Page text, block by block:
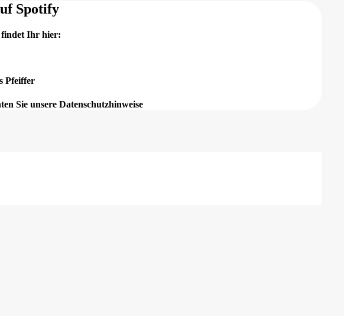
Spotify
findet Ihr hier:
Pfeiffer
Sie unsere Datenschutzhinweise